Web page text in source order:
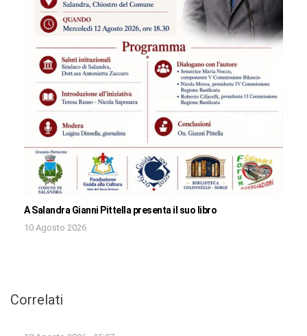
A Salandra Gianni Pittella presenta il suo libro
10 Agosto 2026
Correlati